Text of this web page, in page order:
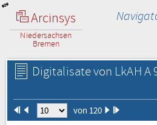
Arcinsys
Niedersachsen
Bremen
Digitalisate von LkAH A
von 120